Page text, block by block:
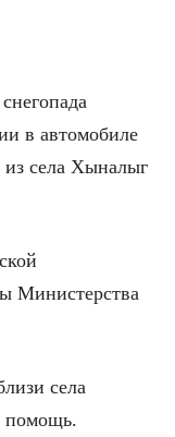
в автомобиле
из села Хыналыг
Министерства
села
помощь.